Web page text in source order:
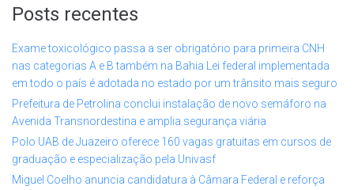
Posts recentes
Exame toxicológico passa a ser obrigatório para primeira CNH
nas categorias A e B também na Bahia Lei federal implementada
em todo o país é adotada no estado por um trânsito mais seguro
Prefeitura de Petrolina conclui instalação de novo semáforo na
Avenida Transnordestina e amplia segurança viária
Polo UAB de Juazeiro oferece 160 vagas gratuitas em cursos de
graduação e especialização pela Univasf
Miguel Coelho anuncia candidatura à Câmara Federal e reforça